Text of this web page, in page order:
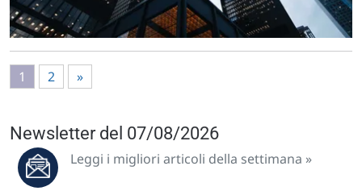
1 2 »
Newsletter del 07/08/2026
Leggi i migliori articoli della settimana »